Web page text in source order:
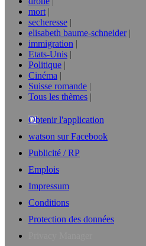
mort
secheresse
elisabeth baume-schneider
immigration
Etats-Unis
Politique
Cinéma
Suisse romande
Tous les thèmes
Obtenir l'application
watson sur Facebook
Publicité / RP
Emplois
Impressum
Conditions
Protection des données